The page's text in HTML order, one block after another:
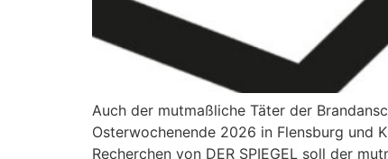
Auch der mutmaßliche Täter der
Osterwochenende 2026 in Flensburg und
Recherchen von DER SPIEGEL soll der